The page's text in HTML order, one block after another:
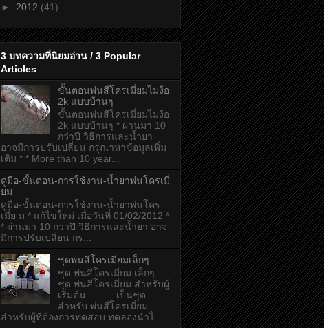
► 2012 (41)
3 บทความที่นิยมอ่าน / 3 Popular
Articles
ขั้นตอนพ่นสีโครเมี่ยมไม่ง้อ
2k แบบบ้านๆ
ขั้นตอนพ่นสีโครเมี่ยมไม่ง้อ
2k แบบบ้านๆ * ผ่านมา 10
กว่าปี วิธีการและน้ำยา
อาจมีการปรับเปลี่ยน กรุณาหาข้อมูลเพิ่ม
เติม * * More than 10 year...
คู่มือ-ขั้นตอน-การใช้งาน-น้ำยาพ่นโครเมี่
ยม
คู่มือ-ขั้นตอน-การใช้งาน-น้ำยาพ่นโคร
เมี่ย ม * แก้ไขใหม่ เมื่อวันที่ 01/02/2012 *
* ผ่านมา 10 กว่าปี วิธีการและน้ำยา อาจ
มีการปรับเปลี่ยน กร...
ชุดพ่นสีโครเมี่ยมเล็กๆ
ชุด พ่นสีโครเมี่ยม เล็กๆ
ชุด พ่นสีโครเมี่ยม สำหรับผู้
เริ่มต้น เป็นชุด
สำหรับ พ่นสีโครเมี่ยม
สำหรับผู้ที่ต้องการทดสอบ ทดลองนำไ...